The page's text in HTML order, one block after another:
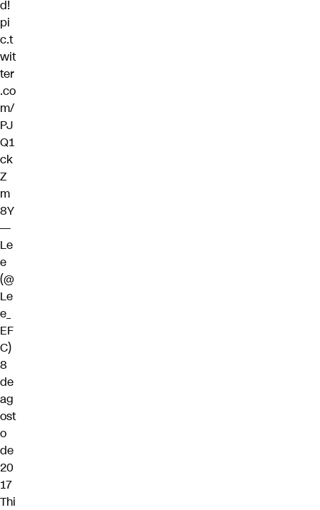
d!
pi
c.t
wit
ter
.co
m/
PJ
Q1
ck
Z
m
8Y
—
Le
e
(@
Le
e_
EF
C)
8
de
ag
ost
o
de
20
17
Thi